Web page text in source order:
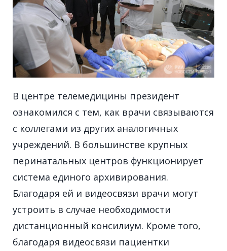
В центре телемедицины президент
ознакомился с тем, как врачи связываются
с коллегами из других аналогичных
учреждений. В большинстве крупных
перинатальных центров функционирует
система единого архивирования.
Благодаря ей и видеосвязи врачи могут
устроить в случае необходимости
дистанционный консилиум. Кроме того,
благодаря видеосвязи пациентки